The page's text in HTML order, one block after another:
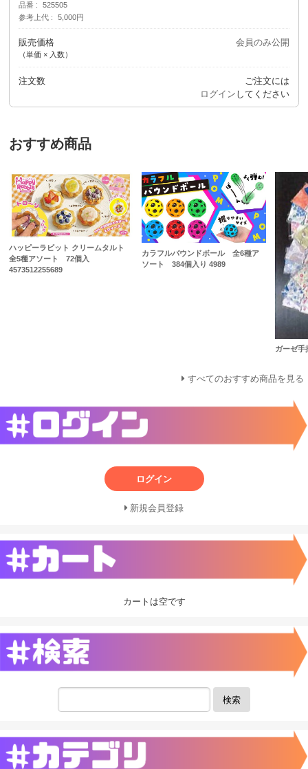
品番
525505
参考上代
5,000円
販売価格
（単価 × 入数）
会員のみ公開
注文数
ご注文には
ログイン してください
おすすめ商品
ハッピーラビット クリームタルト
全5種アソート 72個入
4573512255689
カラフルバウンドボール 全6種ア
ソート 384個入り 4989
ガーゼ
すべてのおすすめ商品を見る
ログイン
新規会員登録
カートは空です
検索